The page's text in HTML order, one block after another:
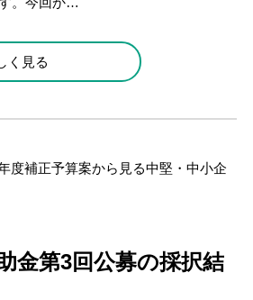
く見る
金第3回公募の採択結